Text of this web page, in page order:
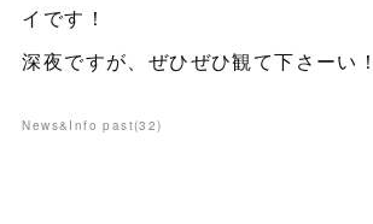
イです！
深夜ですが、ぜひぜひ観て下さーい
News&Info past(32)